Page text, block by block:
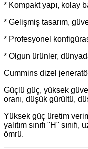
* Kompakt yapı, kolay
* Gelişmiş tasarım,
* Profesyonel
* Olgun ürünler,
Cummins dizel
Güçlü güç, yüksek
oranı, düşük gürültü,
Yüksek güç üretim
yalıtım sınıfı "H"
ömrü.